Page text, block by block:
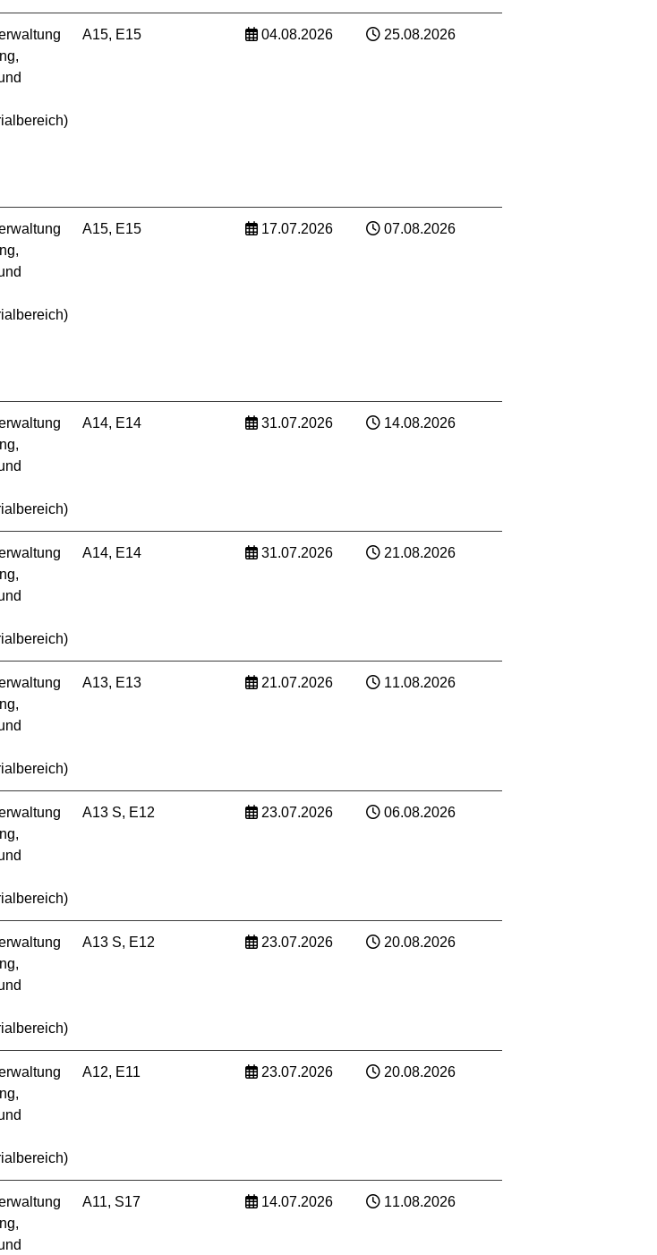
A15, E15 04.08.2026 25.08.2026
A15, E15 17.07.2026 07.08.2026
A14, E14 31.07.2026 14.08.2026
A14, E14 31.07.2026 21.08.2026
A13, E13 21.07.2026 11.08.2026
A13 S, E12 23.07.2026 06.08.2026
A13 S, E12 23.07.2026 20.08.2026
A12, E11 23.07.2026 20.08.2026
A11, S17 14.07.2026 11.08.2026